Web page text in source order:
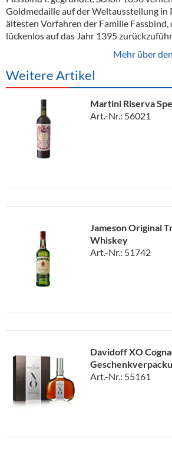
Goldmedaille auf der Weltausstellung in
ältesten Vorfahren der Familie Fassbind,
lückenlos auf das Jahr 1395
Mehr über
Weitere Artikel
Martini Riserva
Art.-Nr.: 56021
Jameson Original
Whiskey
Art.-Nr.: 51742
Davidoff XO
Art.-Nr.: 55161